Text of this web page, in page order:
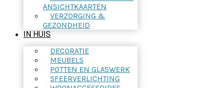
ANSICHTKAARTEN
VERZORGING &
GEZONDHEID
IN HUIS
DECORATIE
MEUBELS
POTTEN EN GLASWERK
SFEERVERLICHTING